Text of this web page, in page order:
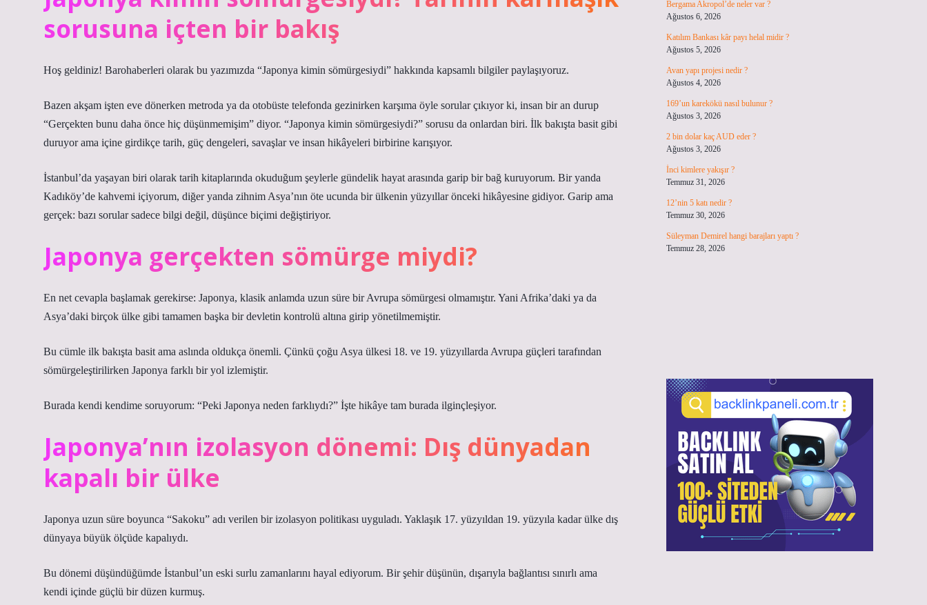
sorusuna içten bir bakış
Hoş geldiniz! Barohaberleri olarak bu yazımızda “Japonya kimin sömürgesiydi” hakkında kapsamlı bilgiler paylaşıyoruz.
Bazen akşam işten eve dönerken metroda ya da otobüste telefonda gezinirken karşıma öyle sorular çıkıyor ki, insan bir an durup
“Gerçekten bunu daha önce hiç düşünmemişim” diyor. “Japonya kimin sömürgesiydi?” sorusu da onlardan biri. İlk bakışta basit gibi
duruyor ama içine girdikçe tarih, güç dengeleri, savaşlar ve insan hikâyeleri birbirine karışıyor.
İstanbul’da yaşayan biri olarak tarih kitaplarında okuduğum şeylerle gündelik hayat arasında garip bir bağ kuruyorum. Bir yanda
Kadıköy’de kahvemi içiyorum, diğer yanda zihnim Asya’nın öte ucunda bir ülkenin yüzyıllar önceki hikâyesine gidiyor. Garip ama
gerçek: bazı sorular sadece bilgi değil, düşünce biçimi değiştiriyor.
Japonya gerçekten sömürge miydi?
En net cevapla başlamak gerekirse: Japonya, klasik anlamda uzun süre bir Avrupa sömürgesi olmamıştır. Yani Afrika’daki ya da
Asya’daki birçok ülke gibi tamamen başka bir devletin kontrolü altına girip yönetilmemiştir.
Bu cümle ilk bakışta basit ama aslında oldukça önemli. Çünkü çoğu Asya ülkesi 18. ve 19. yüzyıllarda Avrupa güçleri tarafından
sömürgeleştirilirken Japonya farklı bir yol izlemiştir.
Burada kendi kendime soruyorum: “Peki Japonya neden farklıydı?” İşte hikâye tam burada ilginçleşiyor.
Japonya’nın izolasyon dönemi: Dış dünyadan
kapalı bir ülke
Japonya uzun süre boyunca “Sakoku” adı verilen bir izolasyon politikası uyguladı. Yaklaşık 17. yüzyıldan 19. yüzyıla kadar ülke dış
dünyaya büyük ölçüde kapalıydı.
Bu dönemi düşündüğümde İstanbul’un eski surlu zamanlarını hayal ediyorum. Bir şehir düşünün, dışarıyla bağlantısı sınırlı ama
kendi içinde güçlü bir düzen kurmuş.
Bergama Akropol’de neler var ?
Ağustos 6, 2026
Katılım Bankası kâr payı helal midir ?
Ağustos 5, 2026
Avan yapı projesi nedir ?
Ağustos 4, 2026
169’un karekökü nasıl bulunur ?
Ağustos 3, 2026
2 bin dolar kaç AUD eder ?
Ağustos 3, 2026
İnci kimlere yakışır ?
Temmuz 31, 2026
12’nin 5 katı nedir ?
Temmuz 30, 2026
Süleyman Demirel hangi barajları yaptı ?
Temmuz 28, 2026